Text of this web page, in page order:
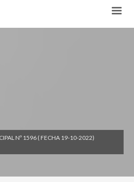
Nº 1596 ( FECHA 19-10-2022)